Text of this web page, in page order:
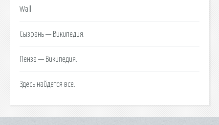
Wall.
Сызрань — Википедия.
Пенза — Википедия.
Здесь найдется все.